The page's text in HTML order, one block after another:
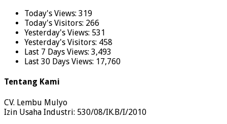
Today's Views: 319
Today's Visitors: 266
Yesterday's Views: 531
Yesterday's Visitors: 458
Last 7 Days Views: 3,493
Last 30 Days Views: 17,760
Tentang Kami
CV. Lembu Mulyo
Izin Usaha Industri: 530/08/IK.B/I/2010